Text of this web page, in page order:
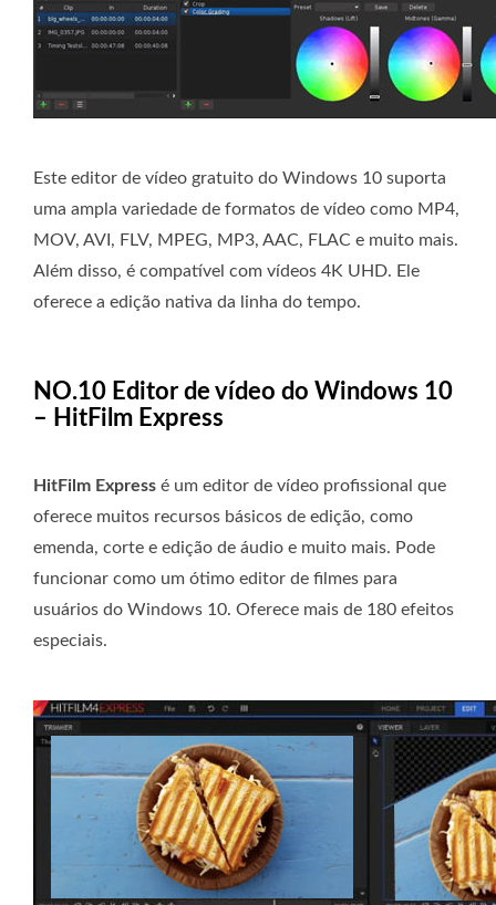
Este editor de vídeo gratuito do Windows 10 suporta
uma ampla variedade de formatos de vídeo como MP4,
MOV, AVI, FLV, MPEG, MP3, AAC, FLAC e muito mais.
Além disso, é compatível com vídeos 4K UHD. Ele
oferece a edição nativa da linha do tempo.
NO.10 Editor de vídeo do Windows 10
– HitFilm Express
HitFilm Express é um editor de vídeo profissional que
oferece muitos recursos básicos de edição, como
emenda, corte e edição de áudio e muito mais. Pode
funcionar como um ótimo editor de filmes para
usuários do Windows 10. Oferece mais de 180 efeitos
especiais.